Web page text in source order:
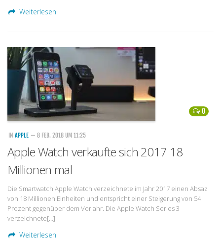
Weiterlesen
0
IN APPLE — 8 FEB. 2018 UM 11:25
Apple Watch verkaufte sich 2017 18
Millionen mal
Die Smartwatch Apple Watch verzeichnete im Jahr 2017 einen Absaz
von 18 Millionen Einheiten und entspricht einer Steigerung von 54
Prozent gegenüber dem Vorjahr. Die Apple Watch Series 3
verzeichnete[…]
Weiterlesen